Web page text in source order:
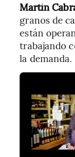
Martín
granos de
están
trabajando
la demanda.